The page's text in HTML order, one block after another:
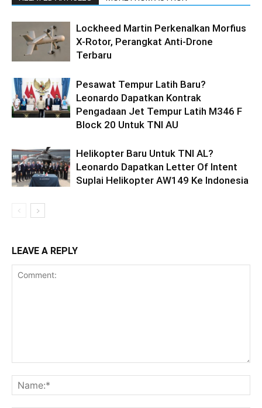
Lockheed Martin Perkenalkan Morfius
X-Rotor, Perangkat Anti-Drone
Terbaru
Pesawat Tempur Latih Baru?
Leonardo Dapatkan Kontrak
Pengadaan Jet Tempur Latih M346 F
Block 20 Untuk TNI AU
Helikopter Baru Untuk TNI AL?
Leonardo Dapatkan Letter Of Intent
Suplai Helikopter AW149 Ke Indonesia
LEAVE A REPLY